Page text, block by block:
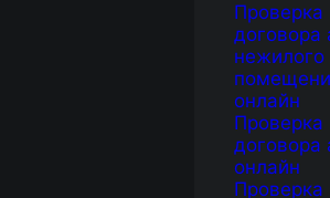
Проверка
договора
нежилого
онлайн
Проверка
договора
онлайн
Проверка